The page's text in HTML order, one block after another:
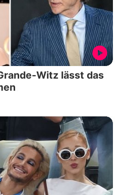
Witz lässt das